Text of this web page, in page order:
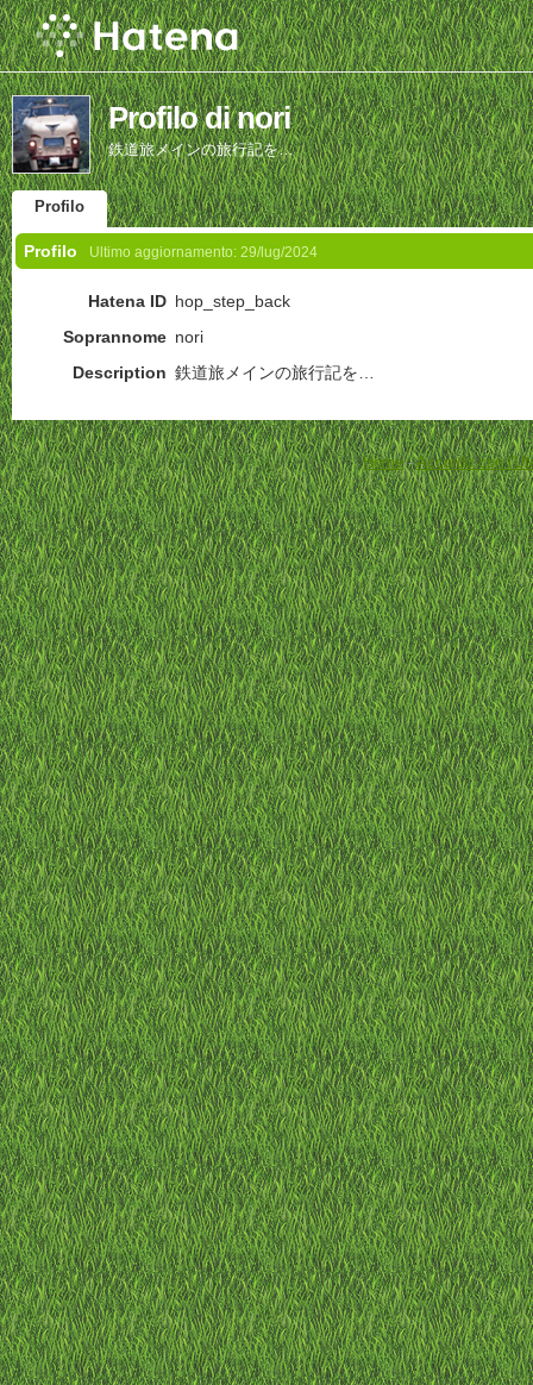
Profilo di nori
鉄道旅メインの旅行記を…
Profilo
Profilo Ultimo aggiornamento: 29/lug/2024
Hatena ID hop_step_back
Soprannome nori
Description 鉄道旅メインの旅行記を…
Home-Accordo con